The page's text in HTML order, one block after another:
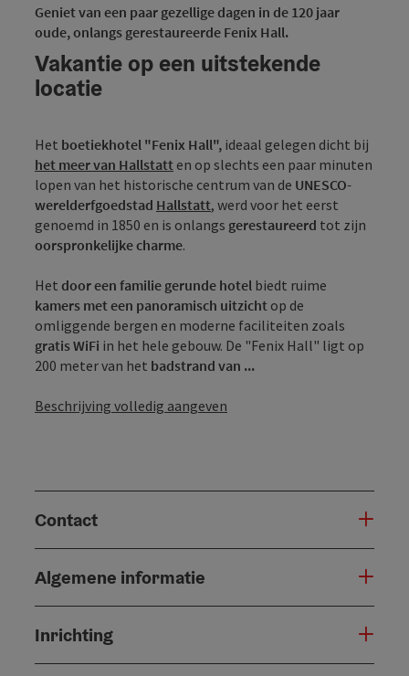
Geniet van een paar gezellige dagen in de 120 jaar
oude, onlangs gerestaureerde Fenix Hall.
Vakantie op een uitstekende
locatie
Het boetiekhotel "Fenix Hall", ideaal gelegen dicht bij
het meer van Hallstatt en op slechts een paar minuten
lopen van het historische centrum van de UNESCO-
werelderfgoedstad Hallstatt, werd voor het eerst
genoemd in 1850 en is onlangs gerestaureerd tot zijn
oorspronkelijke charme.
Het door een familie gerunde hotel biedt ruime
kamers met een panoramisch uitzicht op de
omliggende bergen en moderne faciliteiten zoals
gratis WiFi in het hele gebouw. De "Fenix Hall" ligt op
200 meter van het badstrand van ...
Beschrijving volledig aangeven
Contact
Algemene informatie
Inrichting